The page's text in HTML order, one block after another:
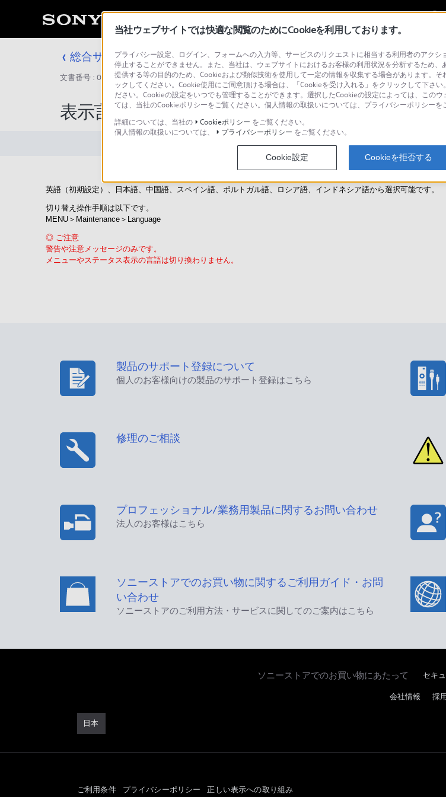
総合サポート・お問い合わせ
文書番号 : 00231726 / 最終更新日 : 2025/03/11
表示言語の切り替えはできますか？（PXW-X320
英語（初期設定）、日本語、中国語、スペイン語、ポルトガル語、ロシア語、インドネシア語から選択可能です。
切り替え操作手順は以下です。
MENU＞Maintenance＞Language
◎ ご注意
警告や注意メッセージのみです。
メニューやステータス表示の言語は切り換わりません。
製品のサポート登録について
個人のお客様向けの製品のサポート登録はこちら
修理のご相談
プロフェッショナル/業務用製品に関するお問い合わせ
法人のお客様はこちら
ソニーストアでのお買い物に関するご利用ガイド・お問
い合わせ
ソニーストアのご利用方法・サービスに関してのご案内はこちら
ソニーストアでのお買い物にあたって セキ
日本
会社情報 採
ご利用条件 プライバシーポリシー 正しい表示への取り組み
当社ウェブサイトでは快適な閲覧のためにCookieを利用しております。
プライバシー設定、ログイン、フォームへの入力等、サービスのリクエストに相当する利用者のアク
停止することができません。また、当社は、ウェブサイトにおけるお客様の利用状況を分析するため
提供する等の目的のため、Cookieおよび類似技術を使用して一定の情報を収集する場合があります。
ックしてください。Cookie使用にご同意頂ける場合は、「Cookieを受け入れる」をクリックして下さ
ださい。Cookieの設定をいつでも管理することができます。選択したCookieの設定によっては、この
ては、当社のCookieポリシーをご覧ください。個人情報の取扱いについては、プライバシーポリシーを
詳細については、当社の
Cookieポリシー をご覧ください。
個人情報の取扱いについては、
プライバシーポリシー をご覧ください。
Cookie設定 Cookieを拒否する